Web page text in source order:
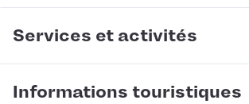
Services et activités
Informations touristiques